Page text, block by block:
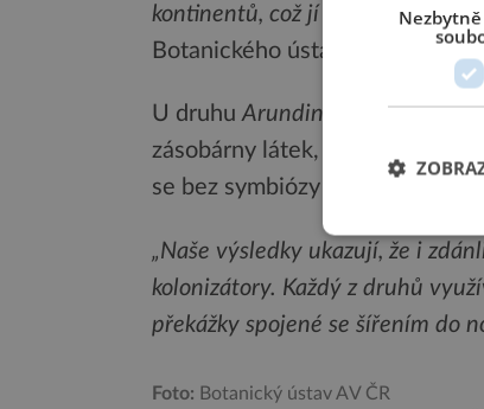
kontinentů, což jí výrazně
Botanického ústavu AV ČR a
U druhuArundina graminifolia
zásobárny látek, jež poskytují
se bez symbiózy s houbami
„Naše výsledky ukazují, že i
kolonizátory. Každý z druhů
překážky spojené se šířením do
Foto: Botanický ústav AV ČR